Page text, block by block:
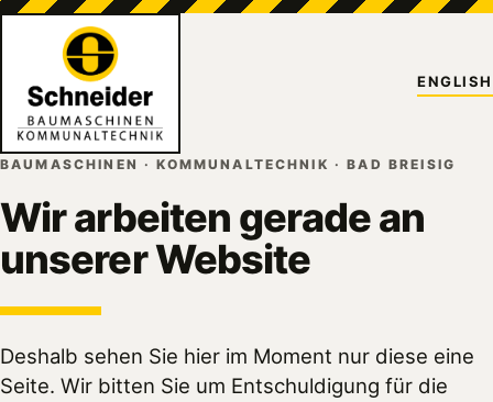
ENGLISH
BAUMASCHINEN · KOMMUNALTECHNIK · BAD BREISIG
Wir arbeiten gerade an
unserer Website
Deshalb sehen Sie hier im Moment nur diese eine
Seite. Wir bitten Sie um Entschuldigung für die